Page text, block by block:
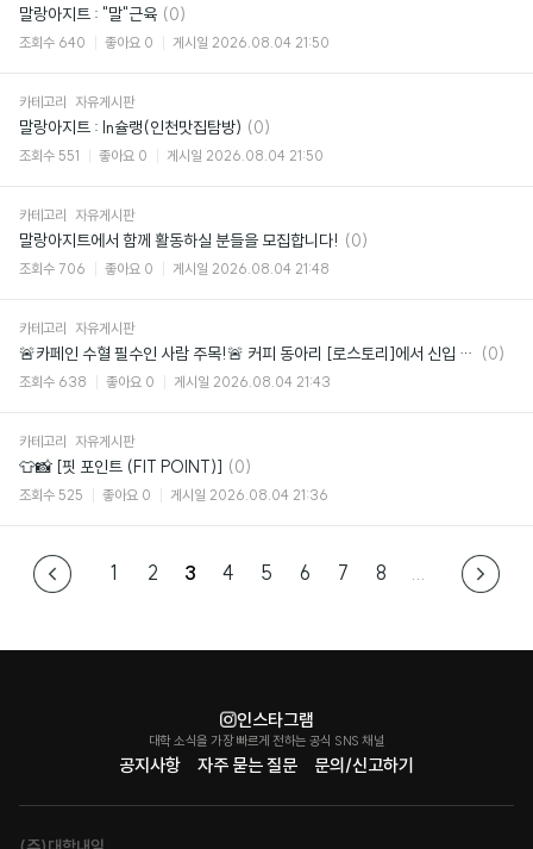
말랑아지트 : "말"근육 댓
글
(0)
조회수 640 좋아요 0 게시일 2026.08.04 21:50
카테고리 자유게시판
말랑아지트 : In슐랭(인천맛집탐방) 댓
글
(0)
조회수 551 좋아요 0 게시일 2026.08.04 21:50
카테고리 자유게시판
말랑아지트에서 함께 활동하실 분들을 모집합니다! 댓
(0)
조회수 706 좋아요 0 게시일 2026.08.04 21:48
카테고리 자유게시판
🚨카페인 수혈 필수인 사람 주목!🚨 커피 동아리 [로스토리]에서 신입 부원 모집 댓
(0)
조회수 638 좋아요 0 게시일 2026.08.04 21:43
카테고리 자유게시판
👕📸 [핏 포인트 (FIT POINT)] 댓
글
(0)
조회수 525 좋아요 0 게시일 2026.08.04 21:36
1 2 3 4 5 6 7 8 ...
공지사항 자주 묻는 질문 문의/신고하기
인스타그램
대학 소식을 가장 빠르게 전하는 공식 SNS 채널